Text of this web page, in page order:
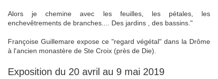
Alors je chemine avec les feuilles, les pétales, les
enchevêtrements de branches.... Des jardins , des bassins."
Françoise Guillemare expose ce "regard végétal" dans la Drôme
à l'ancien monastère de Ste Croix (près de Die).
Exposition du 20 avril au 9 mai 2019